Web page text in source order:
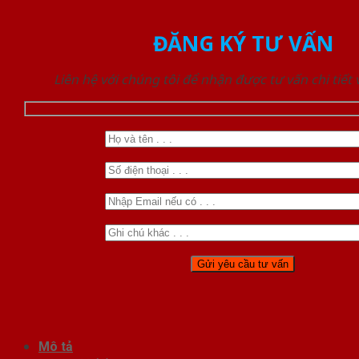
ĐĂNG KÝ TƯ VẤN
Liên hệ với chúng tôi để nhận được tư vấn chi tiết
Mô tả